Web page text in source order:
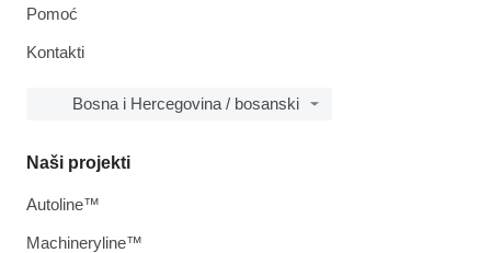
Pomoć
Kontakti
Bosna i Hercegovina / bosanski
Naši projekti
Autoline™
Machineryline™